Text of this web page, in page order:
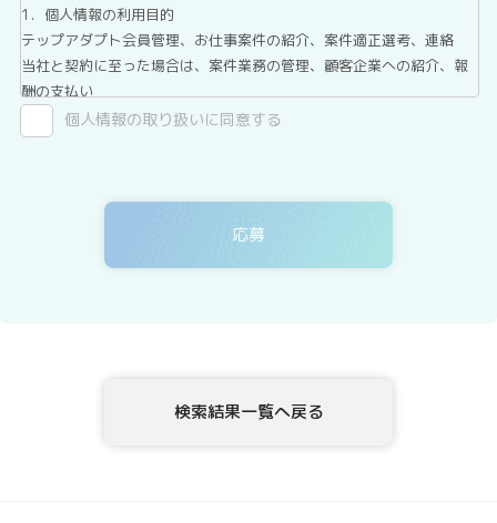
1．個人情報の利用目的
テップアダプト会員管理、お仕事案件の紹介、案件適正選考、連絡
当社と契約に至った場合は、案件業務の管理、顧客企業への紹介、報
酬の支払い
2．第三者提供について
テックアダプト会員登録者情報は、法令に基づく場合、委託する場合
ィングサービス事業者等に委託する場合がありますが、委託先につい
ては、当社が運用する個人情報保護マネジメントシステムにより管理
者提供記録の開示を、当社に申し出ることができます。ご請求方法
個人情報の取り扱いに同意する
検索結果一覧へ戻る